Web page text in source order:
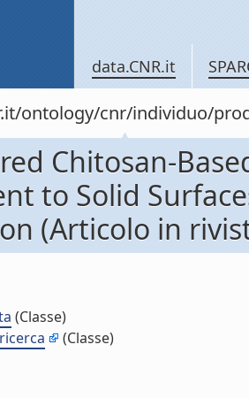
data.CNR.it
ontology/cnr/individuo/
Chitosan-
to Solid
(Articolo in
(Classe)
(Classe)